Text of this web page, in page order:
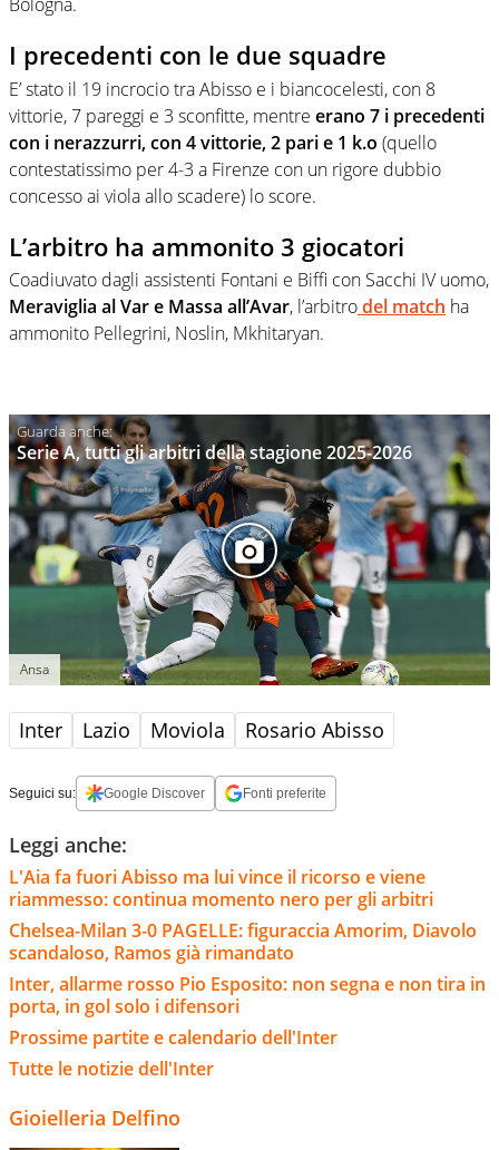
I precedenti con le due squadre
E’ stato il 19 incrocio tra Abisso e i biancocelesti, con 8
vittorie, 7 pareggi e 3 sconfitte, mentre erano 7 i precedenti
con i nerazzurri, con 4 vittorie, 2 pari e 1 k.o (quello
contestatissimo per 4-3 a Firenze con un rigore dubbio
concesso ai viola allo scadere) lo score.
L’arbitro ha ammonito 3 giocatori
Coadiuvato dagli assistenti Fontani e Biffi con Sacchi IV uomo,
Meraviglia al Var e Massa all’Avar, l’arbitrodel match ha
ammonito Pellegrini, Noslin, Mkhitaryan.
Serie A, tutti gli arbitri della stagione 2025-2026
Ansa
Inter Lazio Moviola Rosario Abisso
Seguici su: Google Discover Fonti preferite
Leggi anche:
L'Aia fa fuori Abisso ma lui vince il ricorso e viene
riammesso: continua momento nero per gli arbitri
Chelsea-Milan 3-0 PAGELLE: figuraccia Amorim, Diavolo
scandaloso, Ramos già rimandato
Inter, allarme rosso Pio Esposito: non segna e non tira in
porta, in gol solo i difensori
Prossime partite e calendario dell'Inter
Tutte le notizie dell'Inter
Gioielleria Delfino